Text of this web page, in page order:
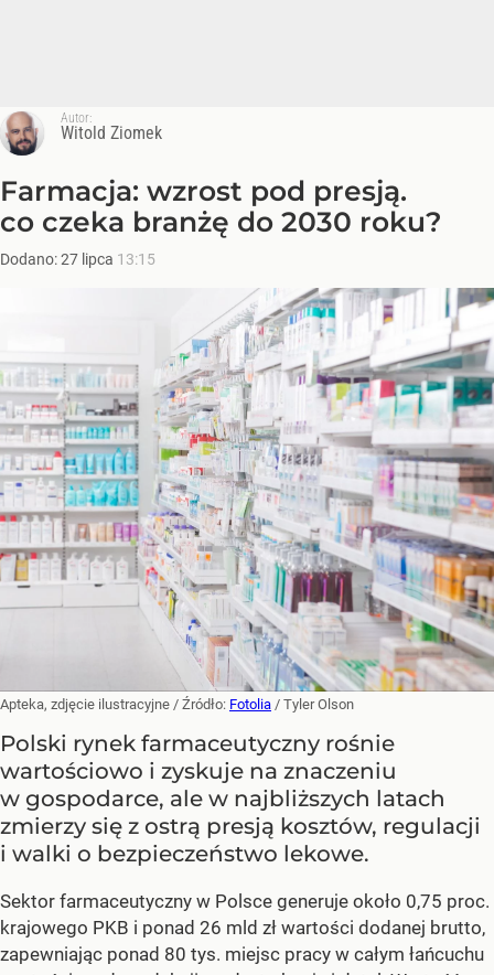
Autor:
Witold Ziomek
Farmacja: wzrost pod presją.
co czeka branżę do 2030 roku?
Dodano:27 lipca 13:15
Apteka, zdjęcie ilustracyjne / Źródło: Fotolia / Tyler Olson
Polski rynek farmaceutyczny rośnie
wartościowo i zyskuje na znaczeniu
w gospodarce, ale w najbliższych latach
zmierzy się z ostrą presją kosztów, regulacji
i walki o bezpieczeństwo lekowe.
Sektor farmaceutyczny w Polsce generuje około 0,75 proc.
krajowego PKB i ponad 26 mld zł wartości dodanej brutto,
zapewniając ponad 80 tys. miejsc pracy w całym łańcuchu